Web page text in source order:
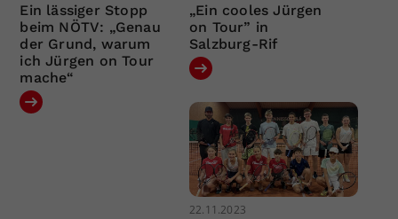
Ein lässiger Stopp
beim NÖTV: „Genau
der Grund, warum
ich Jürgen on Tour
mache“
„Ein cooles Jürgen
on Tour” in
Salzburg-Rif
22.11.2023